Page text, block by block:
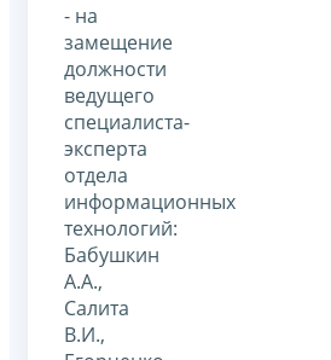
- на
замещение
должности
ведущего
специалиста-
эксперта
отдела
информационных
технологий:
Бабушкин
А.А.,
Салита
В.И.,